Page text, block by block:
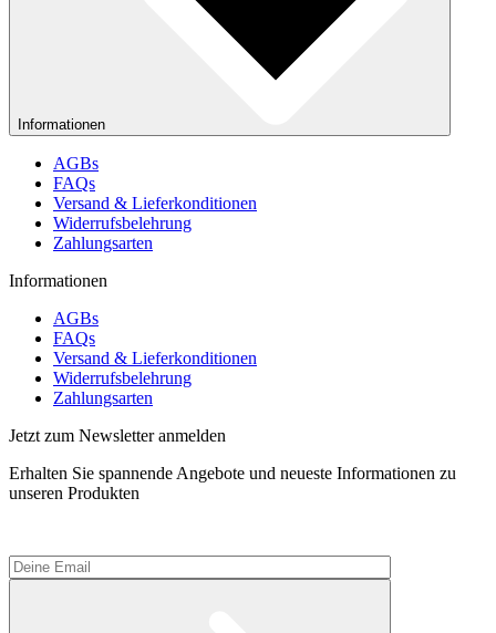
Informationen
AGBs
FAQs
Versand & Lieferkonditionen
Widerrufsbelehrung
Zahlungsarten
Informationen
AGBs
FAQs
Versand & Lieferkonditionen
Widerrufsbelehrung
Zahlungsarten
Jetzt zum Newsletter anmelden
Erhalten Sie spannende Angebote und neueste Informationen zu
unseren Produkten